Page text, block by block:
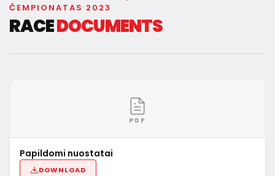
ČEMPIONATAS 2023
RACEDOCUMENTS
PDF
Papildomi nuostatai
DOWNLOAD